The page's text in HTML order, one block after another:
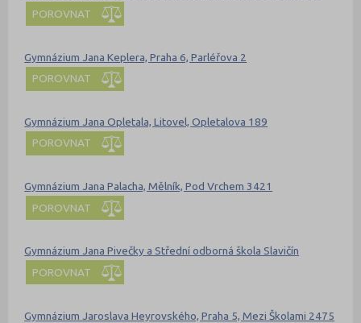
POROVNAT
Gymnázium Jana Keplera, Praha 6, Parléřova 2
POROVNAT
Gymnázium Jana Opletala, Litovel, Opletalova 189
POROVNAT
Gymnázium Jana Palacha, Mělník, Pod Vrchem 3421
POROVNAT
Gymnázium Jana Pivečky a Střední odborná škola Slavičín
POROVNAT
Gymnázium Jaroslava Heyrovského, Praha 5, Mezi Školami 2475